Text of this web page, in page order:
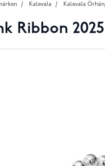
/ Kalevala / Kalevala
Ribbon